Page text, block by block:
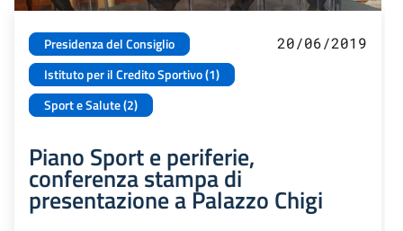
Presidenza del Consiglio
Istituto per il Credito Sportivo (1)
Sport e Salute (2)
20/06/2019
Piano Sport e periferie,
conferenza stampa di
presentazione a Palazzo Chigi